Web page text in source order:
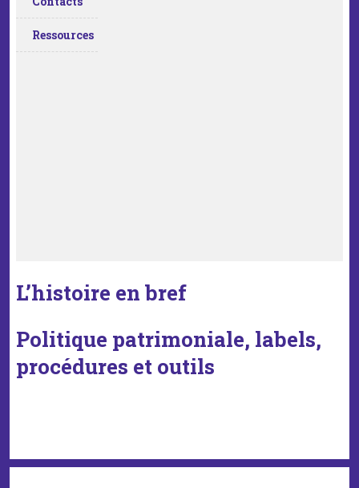
Ressources
L’histoire en bref
Politique patrimoniale, labels,
procédures et outils